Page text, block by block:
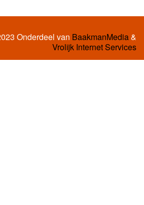
Onderdeel van BaakmanMedia&
Vrolijk Internet Services